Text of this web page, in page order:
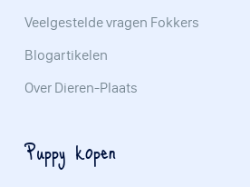
Veelgestelde vragen Fokkers
Blogartikelen
Over Dieren-Plaats
Puppy kopen